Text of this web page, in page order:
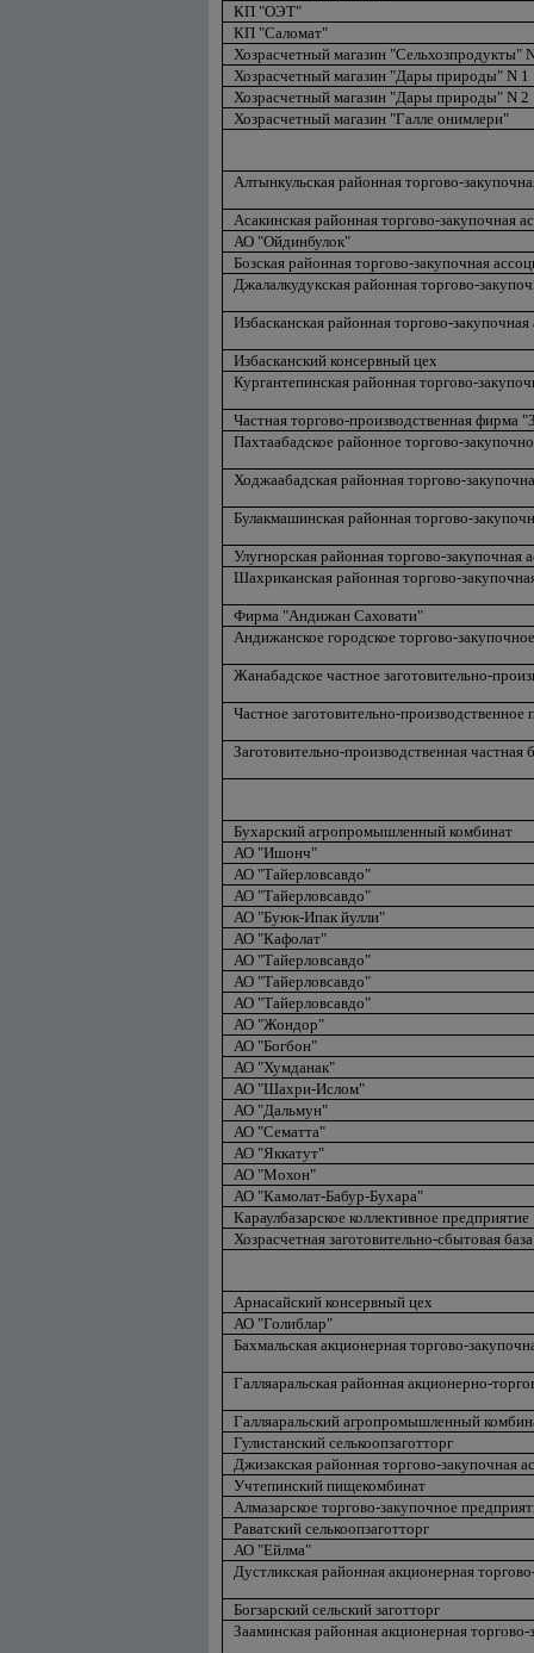
КП "ОЭТ"
КП "Саломат"
Хозрасчетный магазин "Сельхозпродукты"
Хозрасчетный магазин "Дары природы" N 1
Хозрасчетный магазин "Дары природы" N 2
Хозрасчетный магазин "Галле онимлери"
Алтынкульская районная торгово-
Асакинская районная торгово-закупочная
АО "Ойдинбулок"
Бозская районная торгово-закупочная
Джалалкудукская районная торгово-
Избасканская районная торгово-
Избасканский консервный цех
Кургантепинская районная торгово-
Частная торгово-производственная фирма
Пахтаабадское районное торгово-
Ходжаабадская районная торгово-
Булакмашинская районная торгово-
Улугнорская районная торгово-закупочная
Шахриканская районная торгово-
Фирма "Андижан Саховати"
Андижанское городское торгово-
Жанабадское частное заготовительно-
Частное заготовительно-производственное
Заготовительно-производственная частная
Бухарский агропромышленный комбинат
АО "Ишонч"
АО "Тайерловсавдо"
АО "Тайерловсавдо"
АО "Буюк-Ипак йулли"
АО "Кафолат"
АО "Тайерловсавдо"
АО "Тайерловсавдо"
АО "Тайерловсавдо"
АО "Жондор"
АО "Богбон"
АО "Хумданак"
АО "Шахри-Ислом"
АО "Дальмун"
АО "Сематта"
АО "Яккатут"
АО "Мохон"
АО "Камолат-Бабур-Бухара"
Караулбазарское коллективное предприятие
Хозрасчетная заготовительно-сбытовая база
Арнасайский консервный цех
АО "Голиблар"
Бахмальская акционерная торгово-
Галляаральская районная акционерно-
Галляаральский агропромышленный
Гулистанский селькоопзаготторг
Джизакская районная торгово-закупочная
Учтепинский пищекомбинат
Алмазарское торгово-закупочное
Раватский селькоопзаготторг
АО "Ейлма"
Дустликская районная акционерная
Богзарский сельский заготторг
Зааминская районная акционерная